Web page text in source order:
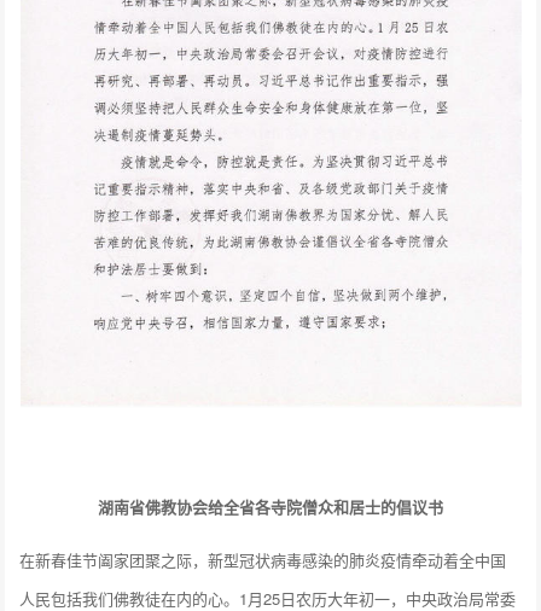
湖南省佛教协会给全省各寺院僧众和居士的倡议书
在新春佳节阖家团聚之际，新型冠状病毒感染的肺炎疫情牵动着全中国
人民包括我们佛教徒在内的心。1月25日农历大年初一，中央政治局常委